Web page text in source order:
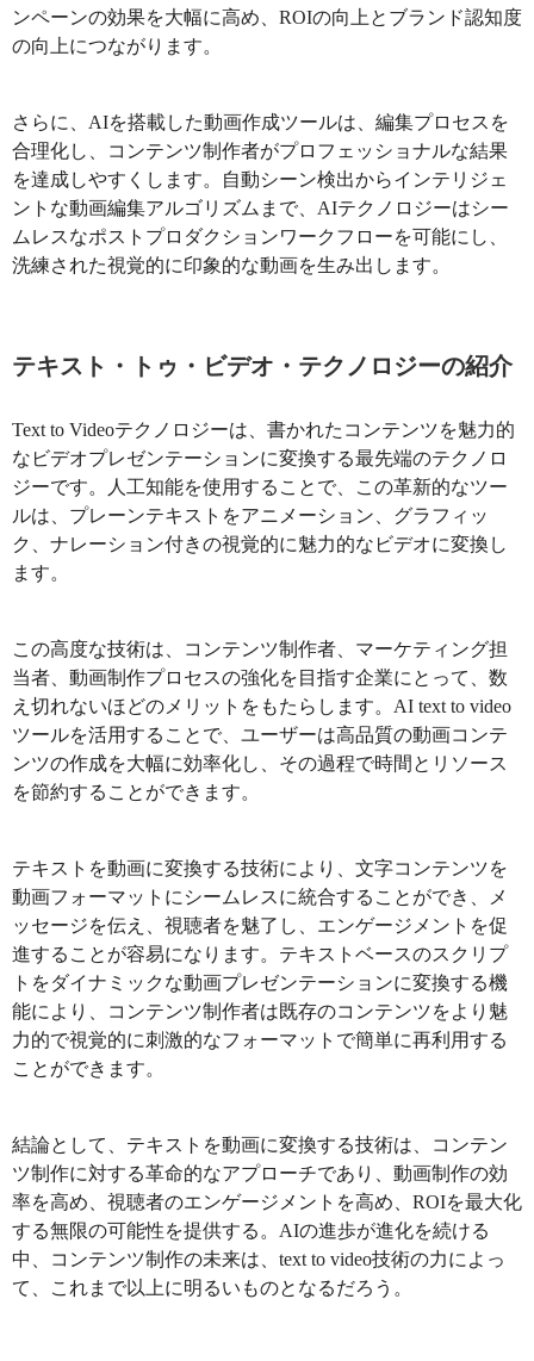
ンペーンの効果を大幅に高め、ROIの向上とブランド認知度
の向上につながります。
さらに、AIを搭載した動画作成ツールは、編集プロセスを
合理化し、コンテンツ制作者がプロフェッショナルな結果
を達成しやすくします。自動シーン検出からインテリジェ
ントな動画編集アルゴリズムまで、AIテクノロジーはシー
ムレスなポストプロダクションワークフローを可能にし、
洗練された視覚的に印象的な動画を生み出します。
テキスト・トゥ・ビデオ・テクノロジーの紹介
Text to Videoテクノロジーは、書かれたコンテンツを魅力的
なビデオプレゼンテーションに変換する最先端のテクノロ
ジーです。人工知能を使用することで、この革新的なツー
ルは、プレーンテキストをアニメーション、グラフィッ
ク、ナレーション付きの視覚的に魅力的なビデオに変換し
ます。
この高度な技術は、コンテンツ制作者、マーケティング担
当者、動画制作プロセスの強化を目指す企業にとって、数
え切れないほどのメリットをもたらします。AI text to video
ツールを活用することで、ユーザーは高品質の動画コンテ
ンツの作成を大幅に効率化し、その過程で時間とリソース
を節約することができます。
テキストを動画に変換する技術により、文字コンテンツを
動画フォーマットにシームレスに統合することができ、メ
ッセージを伝え、視聴者を魅了し、エンゲージメントを促
進することが容易になります。テキストベースのスクリプ
トをダイナミックな動画プレゼンテーションに変換する機
能により、コンテンツ制作者は既存のコンテンツをより魅
力的で視覚的に刺激的なフォーマットで簡単に再利用する
ことができます。
結論として、テキストを動画に変換する技術は、コンテン
ツ制作に対する革命的なアプローチであり、動画制作の効
率を高め、視聴者のエンゲージメントを高め、ROIを最大化
する無限の可能性を提供する。AIの進歩が進化を続ける
中、コンテンツ制作の未来は、text to video技術の力によっ
て、これまで以上に明るいものとなるだろう。